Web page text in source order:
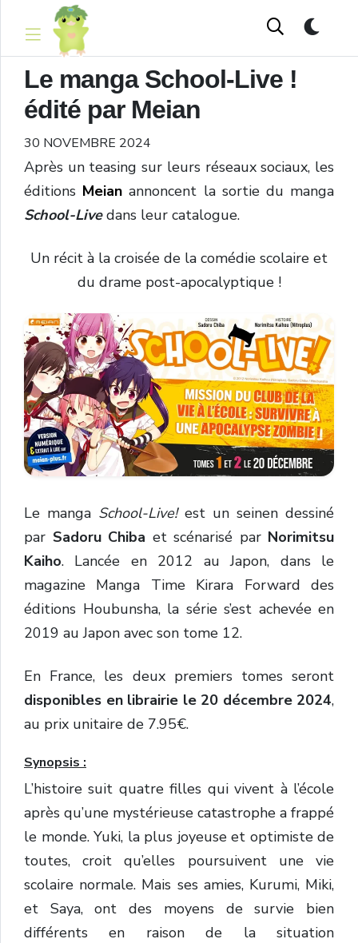
Le manga School-Live !
édité par Meian
30 NOVEMBRE 2024
Après un teasing sur leurs réseaux sociaux, les
éditions Meian annoncent la sortie du manga
School-Live dans leur catalogue.
Un récit à la croisée de la comédie scolaire et
du drame post-apocalyptique !
Le manga School-Live!est un seinen dessiné
par Sadoru Chiba et scénarisé par Norimitsu
Kaiho. Lancée en 2012 au Japon, dans le
magazine Manga Time Kirara Forward des
éditions Houbunsha, la série s’est achevée en
2019 au Japon avec son tome 12.
En France, les deux premiers tomes seront
disponibles en librairie le 20 décembre 2024,
au prix unitaire de 7.95€.
Synopsis :
L’histoire suit quatre filles qui vivent à l’école
après qu’une mystérieuse catastrophe a frappé
le monde. Yuki, la plus joyeuse et optimiste de
toutes, croit qu’elles poursuivent une vie
scolaire normale. Mais ses amies, Kurumi, Miki,
et Saya, ont des moyens de survie bien
différents en raison de la situation